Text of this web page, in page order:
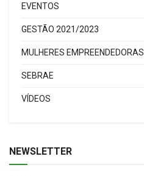
EVENTOS
GESTÃO 2021/2023
MULHERES EMPREENDEDORAS
SEBRAE
VÍDEOS
NEWSLETTER